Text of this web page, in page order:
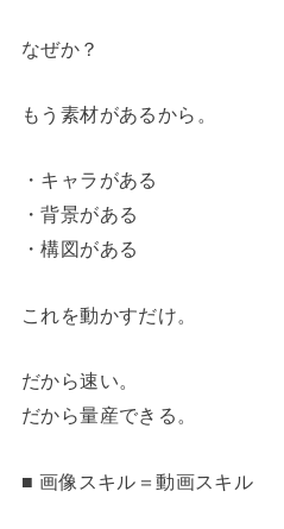
なぜか？
もう素材があるから。
・キャラがある
・背景がある
・構図がある
これを動かすだけ。
だから速い。
だから量産できる。
■ 画像スキル＝動画スキル